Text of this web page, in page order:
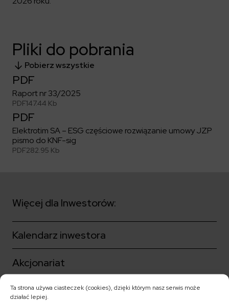
Ta strona używa ciasteczek (cookies), dzięki którym nasz serwis może
działać lepiej.
Aquila
Fakturowanie w KSeF
Środowisko
Społeczeństwo
Ład korporacyjny
Sygnaliści
Zintegrowany System Zarządzania
Media
Czytaj więcej
ELEKTROTIM w mediach
Materiały prasowe
Kontakt dla mediów
Kontakt
Pliki do pobrania
Pobierz wszystkie
PDF
Raport nr 33/2025
PDF147.44 Kb
PDF
Elektrotim SA – ESG częściowe rozwiązanie umowy JZP
pismo do KNF-sig
PDF282.95 Kb
Więcej dla Inwestorów:
Kalendarz inwestora
Akcjonariat
Ład korporacyjny